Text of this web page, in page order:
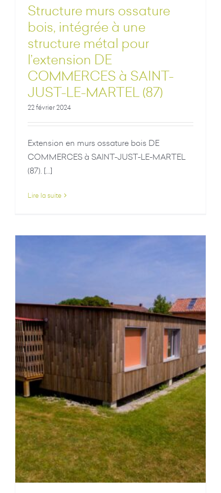
Structure murs ossature
bois, intégrée à une
structure métal pour
l’extension DE
COMMERCES à SAINT-
JUST-LE-MARTEL (87)
22 février 2024
Extension en murs ossature bois DE
COMMERCES à SAINT-JUST-LE-MARTEL
(87). [...]
Lire la suite